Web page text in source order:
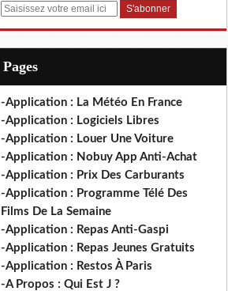
E
Pages
-Application : La Météo En France
-Application : Logiciels Libres
-Application : Louer Une Voiture
-Application : Nobuy App Anti-Achat
-Application : Prix Des Carburants
-Application : Programme Télé Des
Films De La Semaine
-Application : Repas Anti-Gaspi
-Application : Repas Jeunes Gratuits
-Application : Restos À Paris
-A Propos : Qui Est J ?